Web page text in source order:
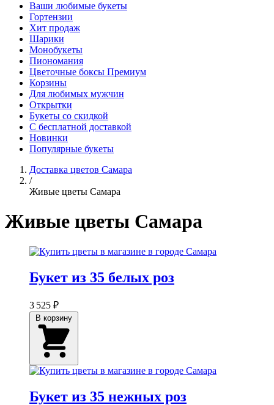
Ваши любимые букеты
Гортензии
Хит продаж
Шарики
Монобукеты
Пиономания
Цветочные боксы Премиум
Корзины
Для любимых мужчин
Открытки
Букеты со скидкой
С бесплатной доставкой
Новинки
Популярные букеты
Доставка цветов Самара
/
Живые цветы Самара
Живые цветы Самара
Букет из 35 белых роз
3 525 ₽
Букет из 35 нежных роз